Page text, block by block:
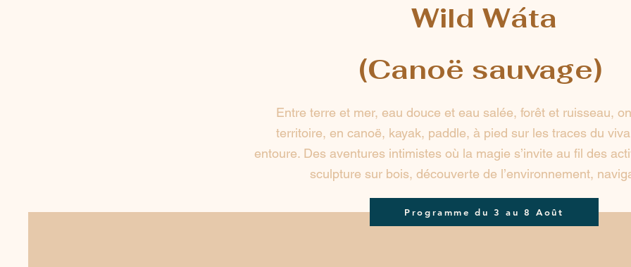
Wild Wáta
(Canoë sauvage)
Entre terre et mer, eau douce et eau salée, forêt et ruisseau,
territoire, en canoë, kayak, paddle, à pied sur les traces du
entoure. Des aventures intimistes où la magie s’invite au fil des
sculpture sur bois, découverte de l’environnement,
Programme du 3 au 8 Août